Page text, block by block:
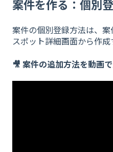
案件を作る：個別
案件の個別登録方法は、案
スポット詳細画面から作成
🎥 案件の追加方法を動画